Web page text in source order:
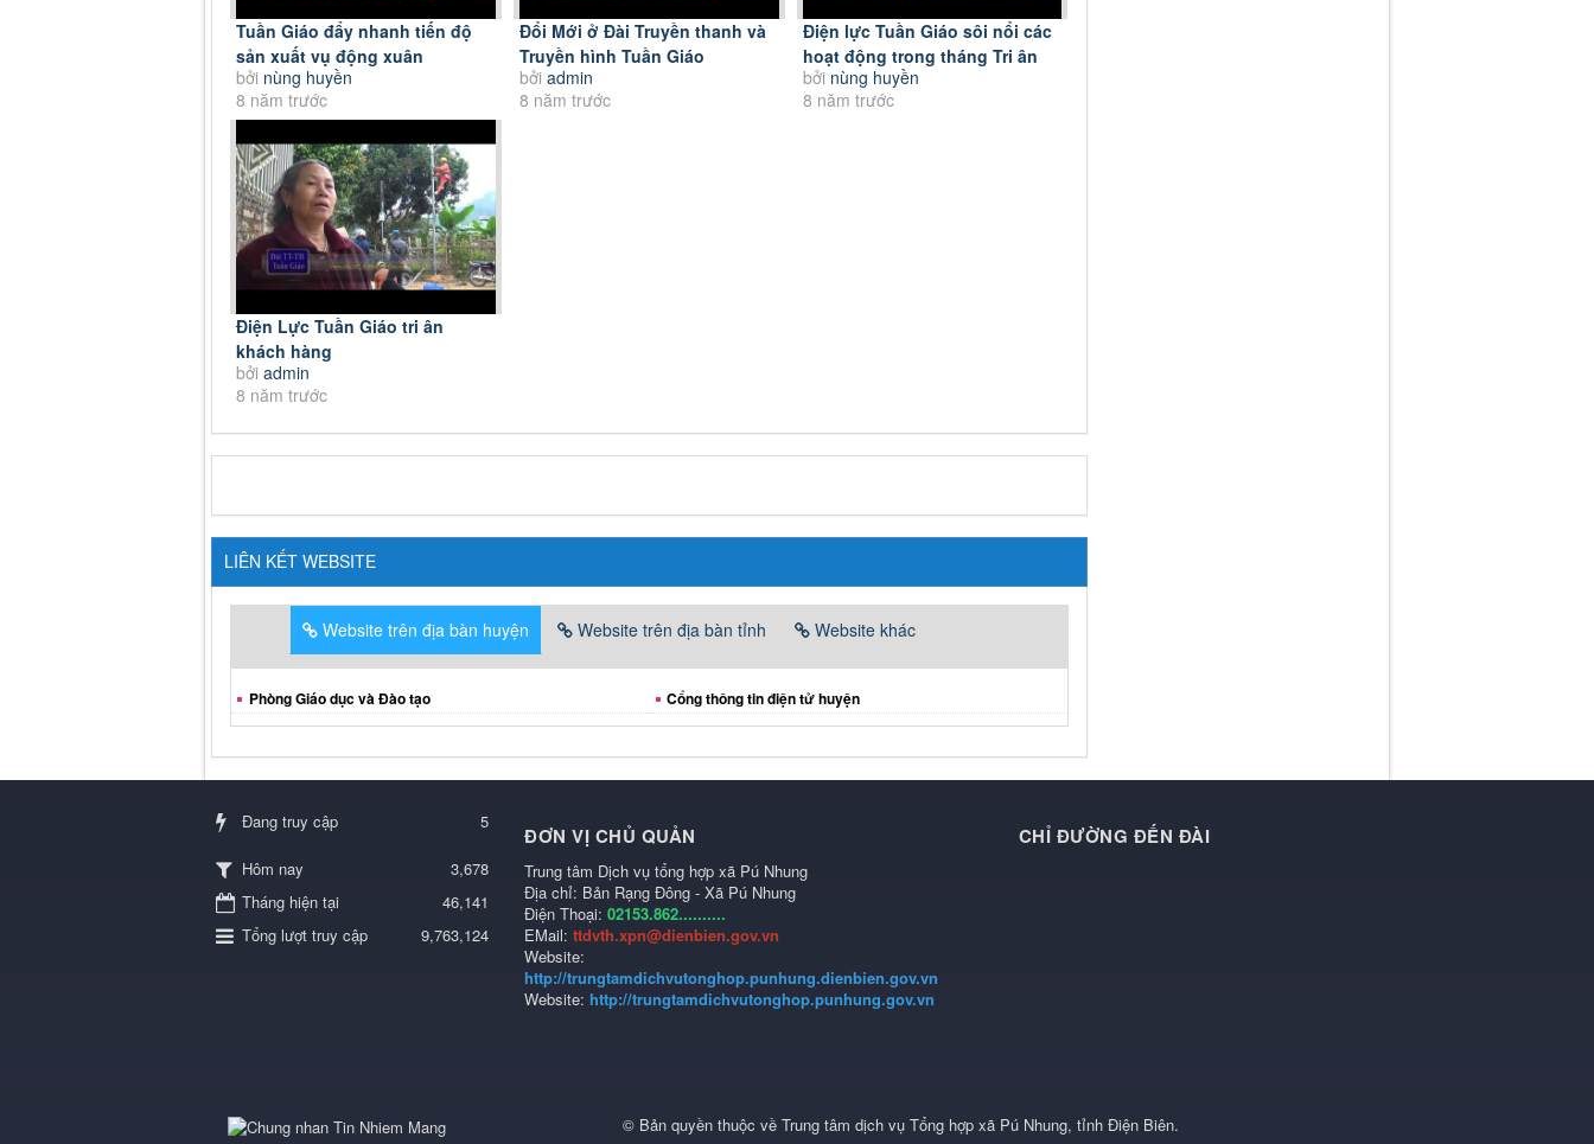
Tuần Giáo đẩy nhanh tiến độ
sản xuất vụ động xuân
bởi nùng huyền
8 năm trước
Đổi Mới ở Đài Truyền thanh và
Truyền hình Tuần Giáo
bởi admin
8 năm trước
Điện lực Tuần Giáo sôi nổi các
hoạt động trong tháng Tri ân
khách hàng”
bởi nùng huyền
8 năm trước
Điện Lực Tuần Giáo tri ân
khách hàng
bởi admin
8 năm trước
LIÊN KẾT WEBSITE
Website trên địa bàn huyện Website trên địa bàn tỉnh Website khác
Phòng Giáo dục và Đào tạo Cổng thông tin điện tử huyện
Đang truy cập 5
Hôm nay
3,678
Tháng hiện tại
46,141
Tổng lượt truy cập
9,763,124
ĐƠN VỊ CHỦ QUẢN
Trung tâm Dịch vụ tổng hợp xã Pú Nhung
Địa chỉ: Bản Rạng Đông - Xã Pú Nhung
Điện Thoại: 02153.862..........
EMail: ttdvth.xpn@dienbien.gov.vn
Website:
http://trungtamdichvutonghop.punhung.dienbien.gov.vn
Website: http://trungtamdichvutonghop.punhung.gov.vn
CHỈ ĐƯỜNG ĐẾN ĐÀI
© Bản quyền thuộc vềTrung tâm dịch vụ Tổng hợp xã Pú Nhung, tỉnh Điện Biên.